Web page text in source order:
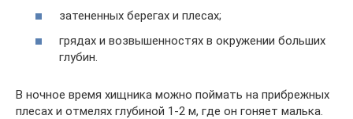
затененных берегах и плесах;
грядах и возвышенностях в окружении больших
глубин.
В ночное время хищника можно поймать на прибрежных
плесах и отмелях глубиной 1-2 м, где он гоняет малька.